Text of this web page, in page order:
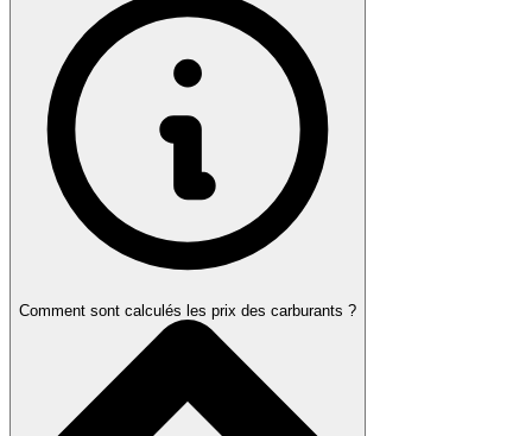
Comment sont calculés les prix des carburants ?